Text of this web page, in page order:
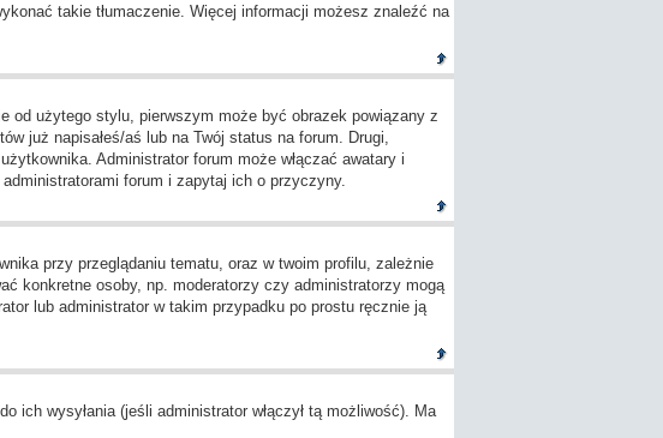
takie tłumaczenie. Więcej informacji możesz znaleźć na
od użytego stylu, pierwszym może być obrazek powiązany z
już napisałeś/aś lub na Twój status na forum. Drugi,
Administrator forum może włączać awatary i
forum i zapytaj ich o przyczyny.
przy przeglądaniu tematu, oraz w twoim profilu, zależnie
konkretne osoby, np. moderatorzy czy administratorzy mogą
lub administrator w takim przypadku po prostu ręcznie ją
ich wysyłania (jeśli administrator włączył tą możliwość). Ma